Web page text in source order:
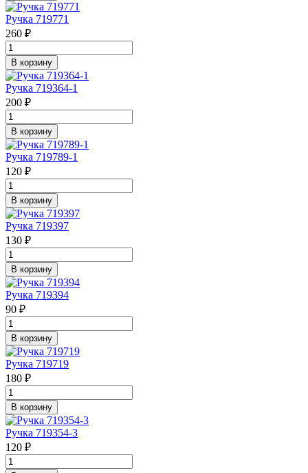
Ручка 719771
260 ₽
В корзину
Ручка 719364-1
200 ₽
В корзину
Ручка 719789-1
120 ₽
В корзину
Ручка 719397
130 ₽
В корзину
Ручка 719394
90 ₽
В корзину
Ручка 719719
180 ₽
В корзину
Ручка 719354-3
120 ₽